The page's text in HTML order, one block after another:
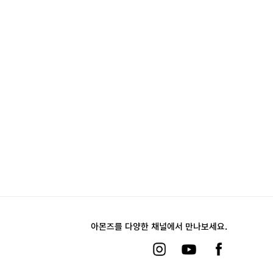
아몬즈를 다양한 채널에서 만나보세요.